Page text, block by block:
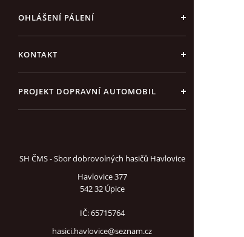
OHLÁŠENÍ PÁLENÍ
KONTAKT
PROJEKT DOPRAVNÍ AUTOMOBIL
SH ČMS - Sbor dobrovolných hasičů Havlovice
Havlovice 377
542 32 Úpice
IČ: 65715764
hasici.havlovice@seznam.cz